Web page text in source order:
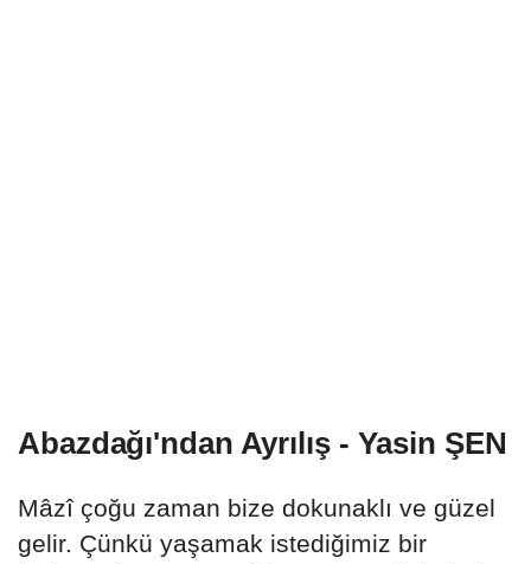
Abazdağı'ndan Ayrılış - Yasin ŞEN
Mâzî çoğu zaman bize dokunaklı ve güzel
gelir. Çünkü yaşamak istediğimiz bir